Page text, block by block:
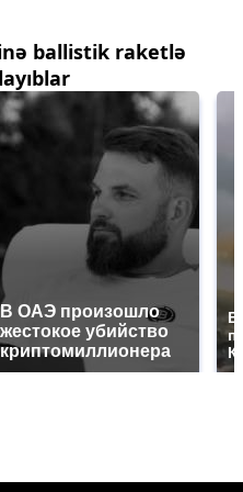
ballistik raketlə
В ОАЭ произошло
жестокое убийство
криптомиллионера